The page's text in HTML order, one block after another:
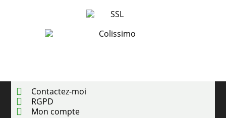
Contactez-moi
RGPD
Mon compte